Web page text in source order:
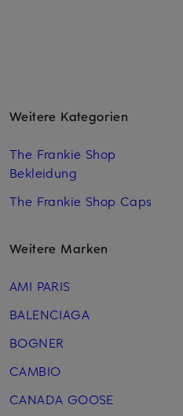
Weitere Kategorien
The Frankie Shop
Bekleidung
The Frankie Shop Caps
Weitere Marken
AMI PARIS
BALENCIAGA
BOGNER
CAMBIO
CANADA GOOSE